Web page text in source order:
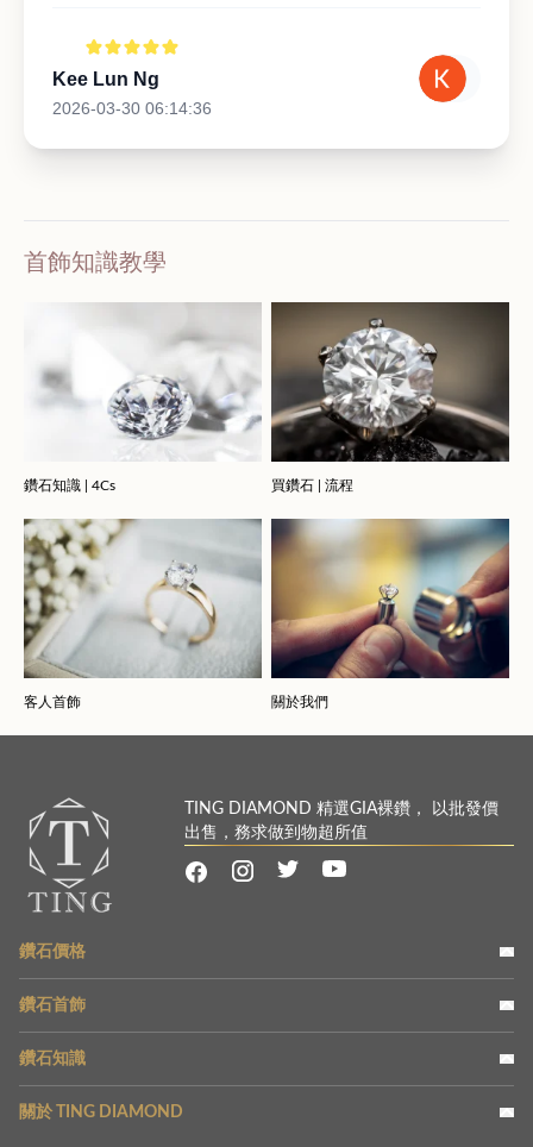
Kee Lun Ng
2026-03-30 06:14:36
首飾知識教學
鑽石知識 | 4Cs 買鑽石 | 流程
客人首飾 關於我們
TING DIAMOND 精選GIA裸鑽， 以批發價
出售，務求做到物超所值
鑽石價格
鑽石首飾
鑽石知識
關於 TING DIAMOND